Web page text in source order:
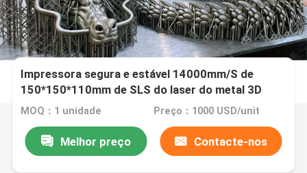
Impressora segura e estável 14000mm/S de
150*150*110mm de SLS do laser do metal 3D
MOQ：1 unidade Preço：1000 USD/unit
Melhor preço Contacte-nos